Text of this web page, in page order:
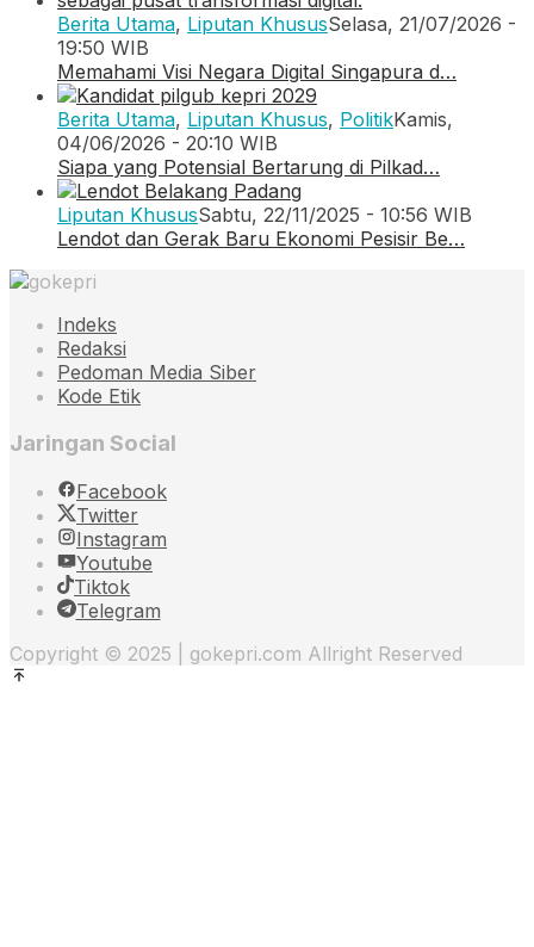
Berita Utama, Liputan KhususSelasa, 21/07/2026 -
19:50 WIB
Memahami Visi Negara Digital Singapura d…
Berita Utama, Liputan Khusus, PolitikKamis,
04/06/2026 - 20:10 WIB
Siapa yang Potensial Bertarung di Pilkad…
Liputan KhususSabtu, 22/11/2025 - 10:56 WIB
Lendot dan Gerak Baru Ekonomi Pesisir Be…
Indeks
Redaksi
Pedoman Media Siber
Kode Etik
Jaringan Social
Facebook
Twitter
Instagram
Youtube
Tiktok
Telegram
Copyright © 2025 | gokepri.com Allright Reserved